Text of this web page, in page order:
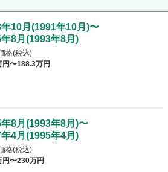
10月 (1991年10月 )〜
8月 (1993年8月 )
格(税込)
円〜188.3万円
8月 (1993年8月 )〜
4月 (1995年4月 )
格(税込)
円〜230万円